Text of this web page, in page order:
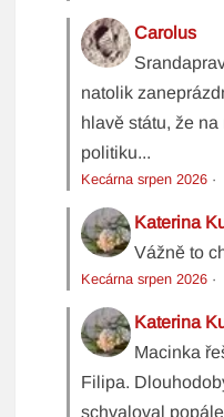
Carolus
natolik
hlavě státu, že
politiku...
Kecárna srpen 2026
Katerina
Vážně to
Kecárna srpen 2026
Katerina
Macinka
Filipa.
schvaloval